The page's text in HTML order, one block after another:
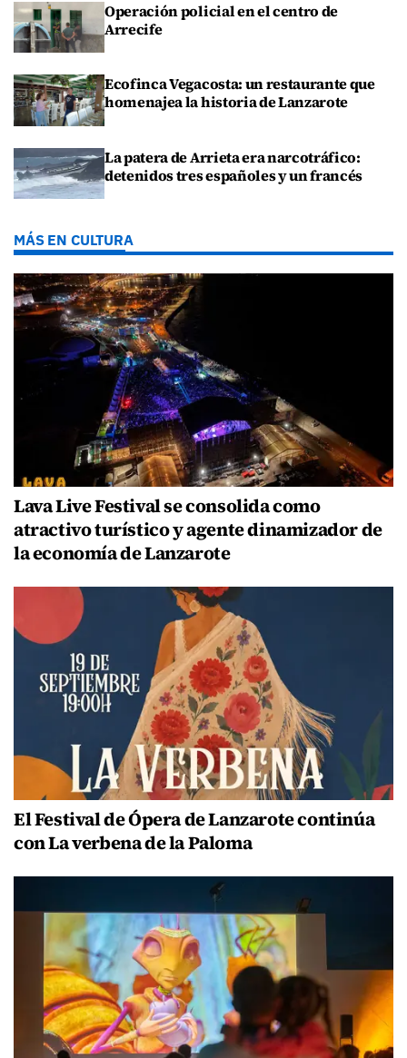
Operación policial en el centro de
Arrecife
Ecofinca Vegacosta: un restaurante que
homenajea la historia de Lanzarote
La patera de Arrieta era narcotráfico:
detenidos tres españoles y un francés
MÁS EN CULTURA
Lava Live Festival se consolida como
atractivo turístico y agente dinamizador de
la economía de Lanzarote
El Festival de Ópera de Lanzarote continúa
con La verbena de la Paloma